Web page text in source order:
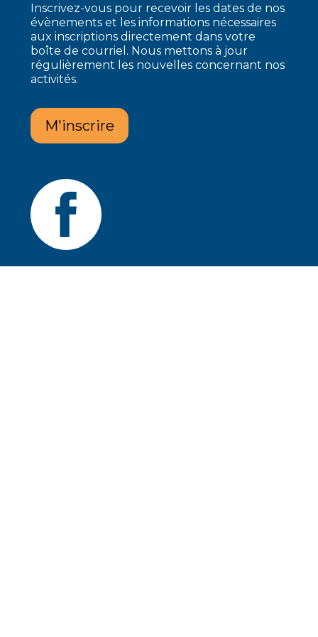
Inscrivez-vous pour recevoir les dates de nos
évènements et les informations nécessaires
aux inscriptions directement dans votre
boîte de courriel. Nous mettons à jour
régulièrement les nouvelles concernant nos
activités.
M'inscrire